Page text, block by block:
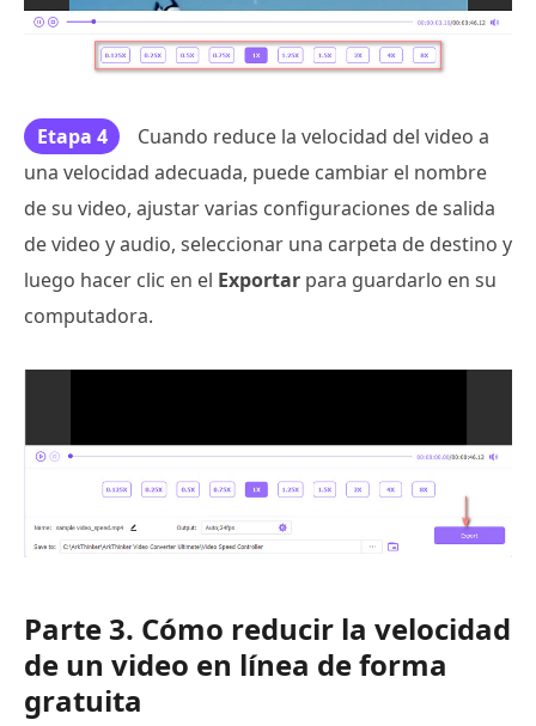
Etapa 4
Cuando reduce la velocidad del video a
una velocidad adecuada, puede cambiar el nombre
de su video, ajustar varias configuraciones de salida
de video y audio, seleccionar una carpeta de destino y
luego hacer clic en el Exportar para guardarlo en su
computadora.
Parte 3. Cómo reducir la velocidad
de un video en línea de forma
gratuita